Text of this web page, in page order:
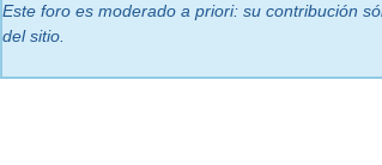
Este foro es moderado a priori: su contribución
del sitio.